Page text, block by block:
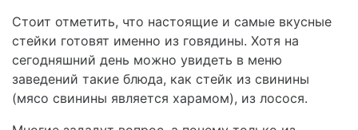
Стоит отметить, что настоящие и самые вкусные
стейки готовят именно из говядины. Хотя на
сегодняшний день можно увидеть в меню
заведений такие блюда, как стейк из свинины
(мясо свинины является харамом), из лосося.